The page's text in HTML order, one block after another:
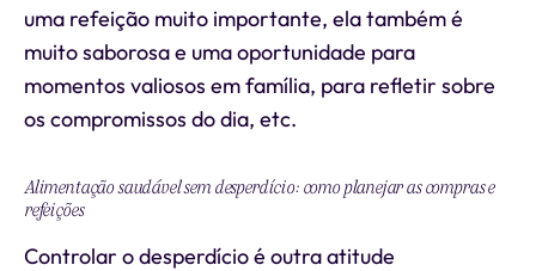
uma refeição muito importante, ela também é
muito saborosa e uma oportunidade para
momentos valiosos em família, para refletir sobre
os compromissos do dia, etc.
Alimentação saudável sem desperdício: como planejar as compras e
refeições
Controlar o desperdício é outra atitude